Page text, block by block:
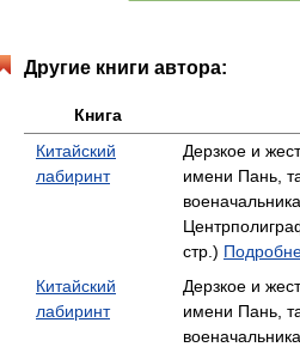
Другие книги автора:
Книга
Китайский
лабиринт
Дерзкое и
имени Пань,
стр.)
Китайский
лабиринт
Дерзкое и
имени Пань,